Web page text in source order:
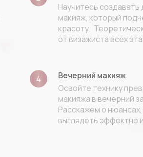
Научитесь
макияж, который
красоту.
от визажиста всех
Освойте технику
макияжа в вечерний
Расскажем о
выглядеть эффектно
Вечерний макияж